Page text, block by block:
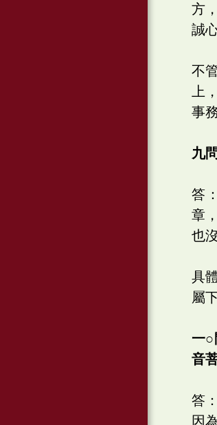
方
誠
不
上
事
九
答
章
也
具
屬
一○
音
答
因